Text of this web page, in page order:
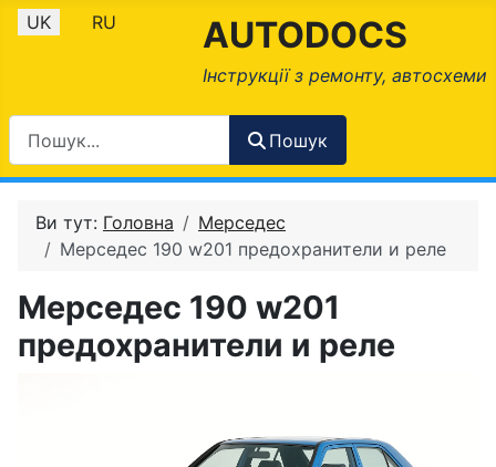
Оберіть свою мову
UK RU AUTODOCS
Інструкції з ремонту, автосхеми
Пошук
Ви тут: Головна
Мерседес
Мерседес 190 w201 предохранители и реле
Мерседес 190 w201
предохранители и реле